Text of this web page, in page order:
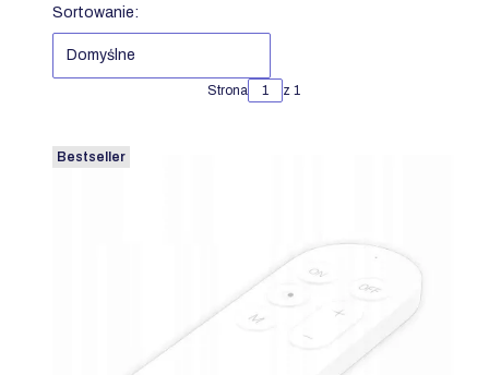
Lista produktów
Sortowanie:
Domyślne
Strona z 1
Bestseller